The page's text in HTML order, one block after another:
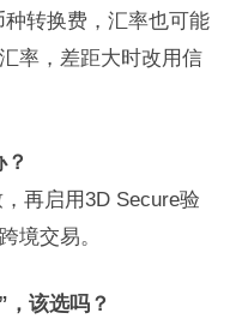
转换费，汇率也可能
率，差距大时改用信
再启用3D Secure验
境交易。
该选吗？